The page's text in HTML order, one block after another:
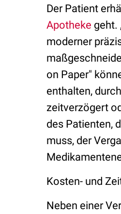
Der Patient
Apotheke geht.
moderner
on Paper"
enthalten,
zeitverzögert
des Patienten,
muss, der
Kosten- und
Neben einer